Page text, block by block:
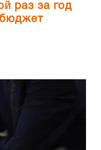
раз за год
бюджет